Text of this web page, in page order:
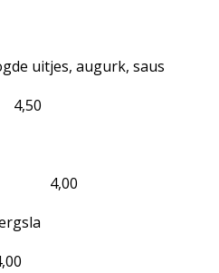
uitjes, augurk, saus
4,50
4,00